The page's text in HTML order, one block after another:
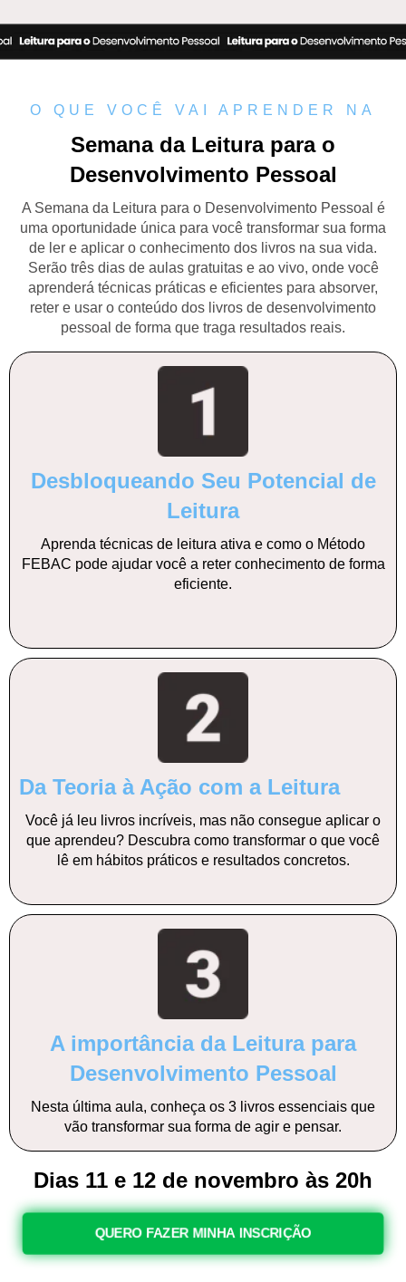
O QUE VOCÊ VAI APRENDER NA
Semana da Leitura para o
Desenvolvimento Pessoal
A Semana da Leitura para o Desenvolvimento Pessoal é
uma oportunidade única para você transformar sua forma
de ler e aplicar o conhecimento dos livros na sua vida.
Serão três dias de aulas gratuitas e ao vivo, onde você
aprenderá técnicas práticas e eficientes para absorver,
reter e usar o conteúdo dos livros de desenvolvimento
pessoal de forma que traga resultados reais.
Desbloqueando Seu Potencial de
Leitura
Aprenda técnicas de leitura ativa e como o Método
FEBAC pode ajudar você a reter conhecimento de forma
eficiente.
Da Teoria à Ação com a Leitura
Você já leu livros incríveis, mas não consegue aplicar o
que aprendeu? Descubra como transformar o que você
lê em hábitos práticos e resultados concretos.
A importância da Leitura para
Desenvolvimento Pessoal
Nesta última aula, conheça os 3 livros essenciais que
vão transformar sua forma de agir e pensar.
Dias 11 e 12 de novembro às 20h
QUERO FAZER MINHA INSCRIÇÃO